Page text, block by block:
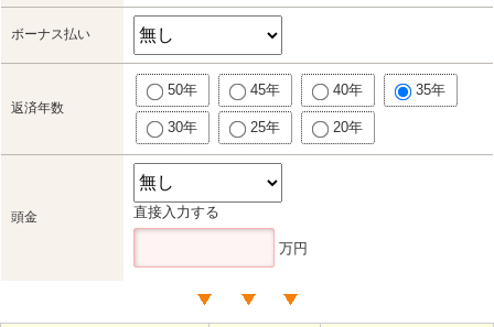
ボーナス払い
返済年数
50年 45年 40年 35年
30年 25年 20年
頭金 直接入力する
万円